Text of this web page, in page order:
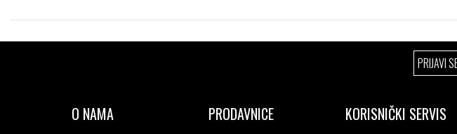
Izaberi željeni broj: Izaberi željeni broj:
PRIJAVI
O NAMA PRODAVNICE KORISNIČKI SERVIS